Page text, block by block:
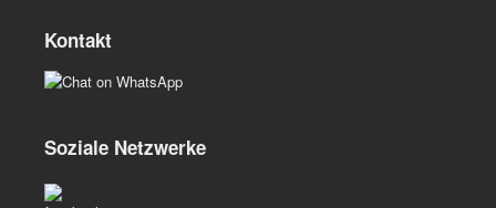
Kontakt
Soziale Netzwerke